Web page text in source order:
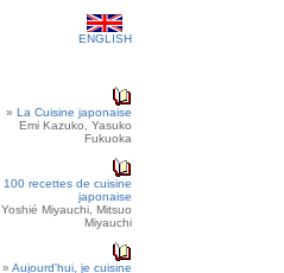
ENGLISH
» La Cuisine japonaise
Emi Kazuko, Yasuko
Fukuoka
100 recettes de cuisine
japonaise
Yoshié Miyauchi, Mitsuo
Miyauchi
» Aujourd'hui, je cuisine